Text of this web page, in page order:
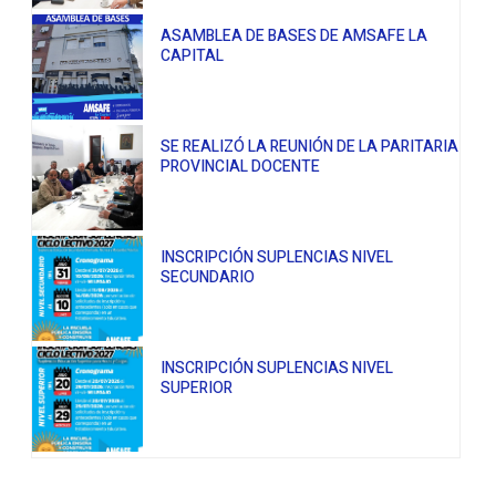
ASAMBLEA DE BASES DE AMSAFE LA
CAPITAL
SE REALIZÓ LA REUNIÓN DE LA PARITARIA
PROVINCIAL DOCENTE
INSCRIPCIÓN SUPLENCIAS NIVEL
SECUNDARIO
INSCRIPCIÓN SUPLENCIAS NIVEL
SUPERIOR